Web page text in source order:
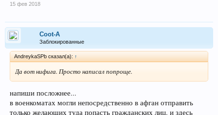
15 фев 2018
Coot-A
Заблокированные
AndreykaSPb сказал(а): ↑
Да вот нифига. Просто написал попроще.
напиши посложнее...
в военкоматах могли непосредственно в афган отправить
только желающих туда попасть гражданских лиц. и здесь